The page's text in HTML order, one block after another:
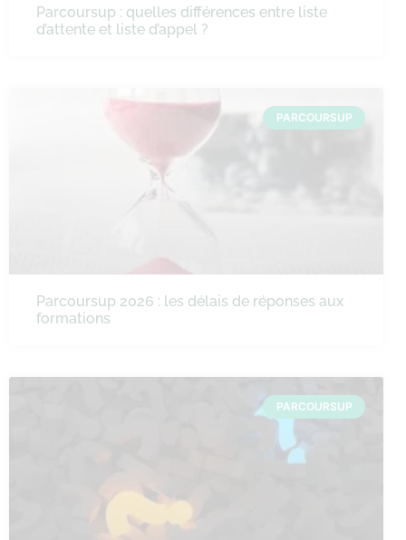
Parcoursup : quelles différences entre liste
d’attente et liste d’appel ?
PARCOURSUP
Parcoursup 2026 : les délais de réponses aux
formations
PARCOURSUP